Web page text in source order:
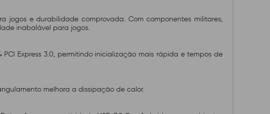
jogos e durabilidade comprovada. Com componentes militares,
inabalável para jogos.
Express 3.0, permitindo inicialização mais rápida e tempos de
melhora a dissipação de calor.